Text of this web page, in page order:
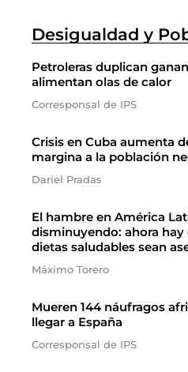
Desigualdad y
Petroleras duplican
alimentan olas de calor
Corresponsal de IPS
Crisis en Cuba aumenta
margina a la población
Dariel Pradas
El hambre en América
disminuyendo: ahora
dietas saludables sean
Máximo Torero
Mueren 144 náufragos
llegar a España
Corresponsal de IPS